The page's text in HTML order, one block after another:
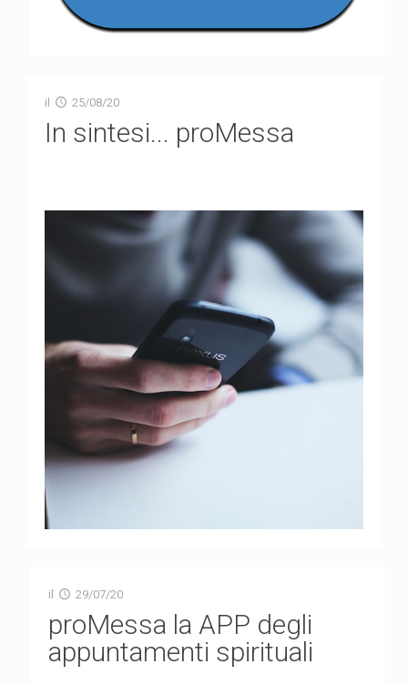
il 25/08/20
In sintesi... proMessa
il 29/07/20
proMessa la APP degli
appuntamenti spirituali